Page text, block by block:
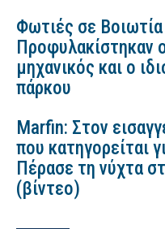
Φωτιές σε Βοιωτία
Προφυλακίστηκαν
μηχανικός και ο
πάρκου
Marfin: Στον
που κατηγορείται
Πέρασε τη νύχτα
(βίντεο)